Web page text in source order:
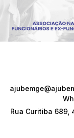
Rua Curitiba 689,